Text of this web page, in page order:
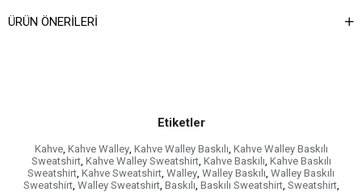
ÜRÜN ÖNERILERI
Etiketler
Kahve, Kahve Walley, Kahve Walley Baskılı Kahve Walley Baskılı
Sweatshirt, Kahve Walley Sweatshirt, Kahve Baskılı Kahve Baskılı
Sweatshirt Kahve Sweatshirt Walley Walley Baskılı Walley Baskılı
Sweatshirt, Walley Sweatshirt, Baskılı Baskılı Sweatshirt, Sweatshirt,